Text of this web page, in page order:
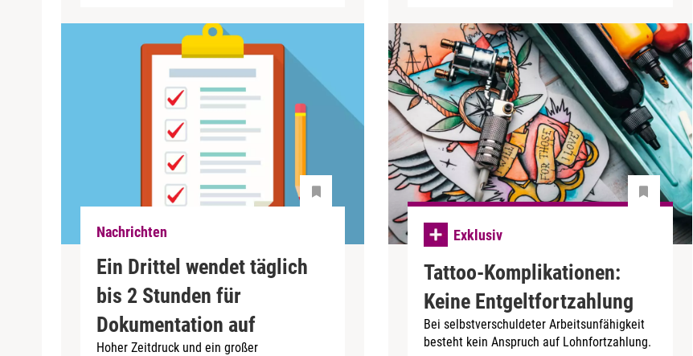
Nachrichten
Ein Drittel wendet täglich
bis 2 Stunden für
Dokumentation auf
Hoher Zeitdruck und ein großer
Exklusiv
Tattoo-Komplikationen:
Keine Entgeltfortzahlung
Bei selbstverschuldeter Arbeitsunfähigkeit
besteht kein Anspruch auf Lohnfortzahlung.